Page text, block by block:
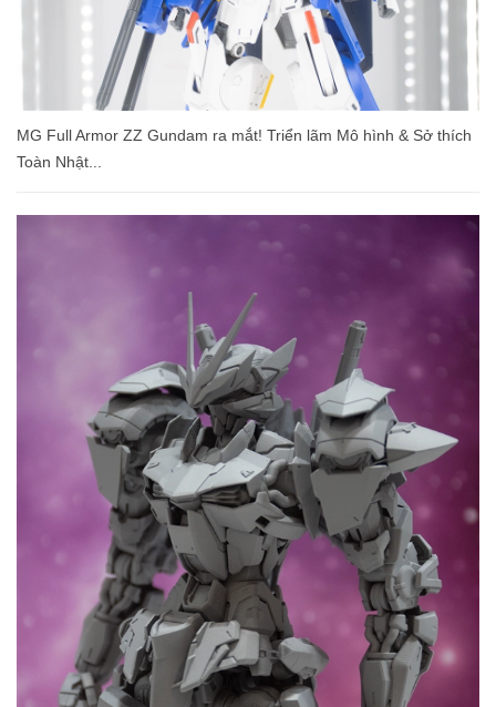
MG Full Armor ΖΖ Gundam ra mắt! Triển lãm Mô hình & Sở thích
Toàn Nhật...